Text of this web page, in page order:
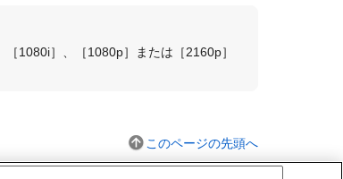
［1080i］ ［1080p］ または ［2160p］
このページの先頭へ